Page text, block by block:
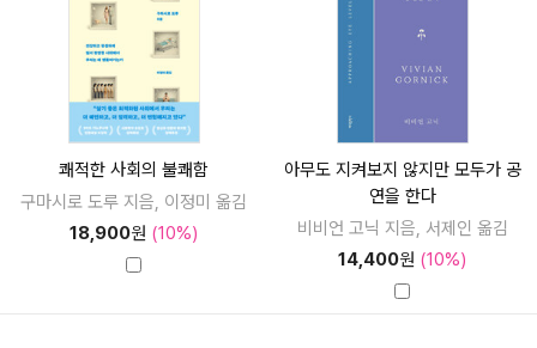
쾌적한 사회의 불쾌함
구마시로 도루 지음, 이정미 옮김
18,900원 (10%)
아무도 지켜보지 않지만 모두가 공
연을 한다
비비언 고닉 지음, 서제인 옮김
14,400원 (10%)